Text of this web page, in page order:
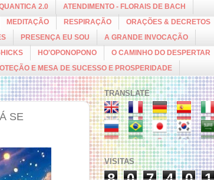
2.0
ATENDIMENTO - FLORAIS DE BACH
MEDITAÇÃO RESPIRAÇÃO ORAÇÕES & DECRETOS
PRESENÇA EU SOU
A GRANDE INVOCAÇÃO
HO'OPONOPONO O CAMINHO DO DESPERTAR
E MESA DE SUCESSO E PROSPERIDADE
SE
TRANSLATE
VISITAS